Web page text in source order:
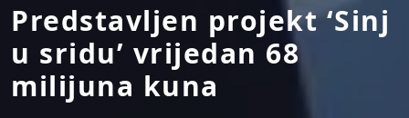
Predstavljen projekt ‘Sinj
u sridu’ vrijedan 68
milijuna kuna